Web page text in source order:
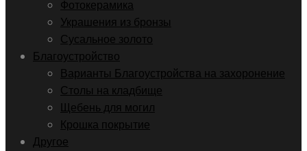
Фотокерамика
Украшения из бронзы
Сусальное золото
Благоустройство
Варианты Благоустройства на захоронение
Столы на кладбище
Щебень для могил
Крошка покрытие
Другое